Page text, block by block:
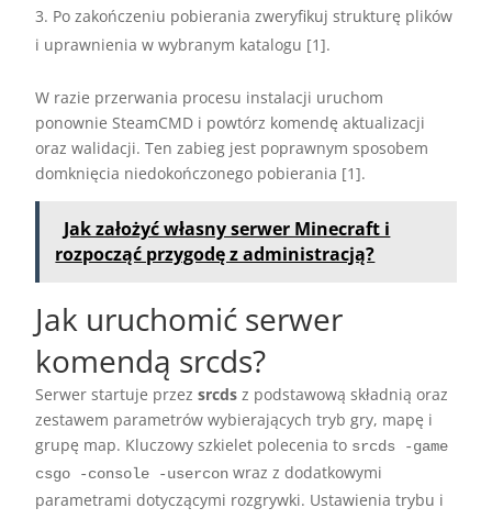
Po zakończeniu pobierania zweryfikuj strukturę plików
i uprawnienia w wybranym katalogu [1].
W razie przerwania procesu instalacji uruchom
ponownie SteamCMD i powtórz komendę aktualizacji
oraz walidacji. Ten zabieg jest poprawnym sposobem
domknięcia niedokończonego pobierania [1].
Jak założyć własny serwer Minecraft i
rozpocząć przygodę z administracją?
Jak uruchomić serwer
komendą srcds?
Serwer startuje przezsrcds z podstawową składnią oraz
zestawem parametrów wybierających tryb gry, mapę i
grupę map. Kluczowy szkielet polecenia to srcds -game
csgo -console -usercon wraz z dodatkowymi
parametrami dotyczącymi rozgrywki. Ustawienia trybu i